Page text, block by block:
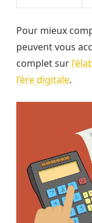
Pour mieux
peuvent vous
complet sur
l’ère digitale.